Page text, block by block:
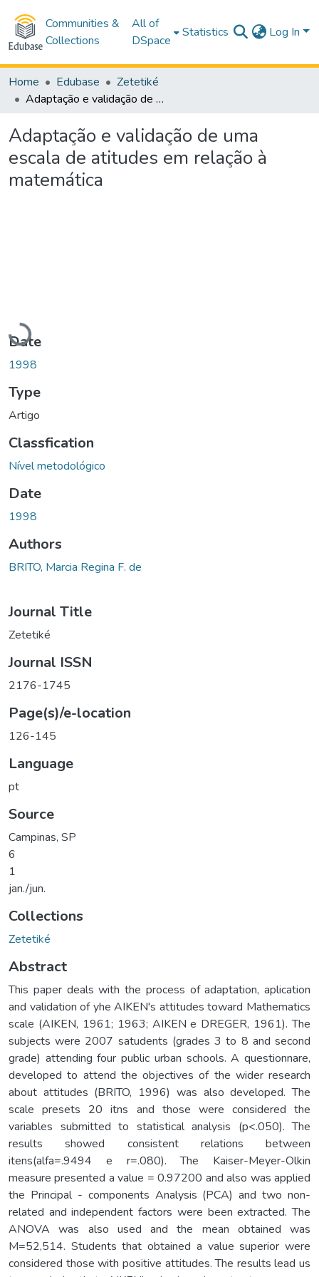
Communities &
Collections
All of
DSpace
Statistics Log In
Home Edubase
Zetetiké
Adaptação e validação de uma escala de atitudes em relação à matemática
Adaptação e validação de uma
escala de atitudes em relação à
matemática
Loading...
Date
1998
Type
Artigo
Classfication
Nível metodológico
Date
1998
Authors
BRITO, Marcia Regina F. de
Journal Title
Zetetiké
Journal ISSN
2176-1745
Page(s)/e-location
126-145
Language
pt
Source
Campinas, SP
6
1
jan./jun.
Collections
Zetetiké
Abstract
This paper deals with the process of adaptation, aplication
and validation of yhe AIKEN's attitudes toward Mathematics
scale (AIKEN, 1961; 1963; AIKEN e DREGER, 1961). The
subjects were 2007 satudents (grades 3 to 8 and second
grade) attending four public urban schools. A questionnare,
developed to attend the objectives of the wider research
about attitudes (BRITO, 1996) was also developed. The
scale presets 20 itns and those were considered the
variables submitted to statistical analysis (p<.050). The
results showed consistent relations between
itens(alfa=.9494 e r=.080). The Kaiser-Meyer-Olkin
measure presented a value = 0.97200 and also was applied
the Principal - components Analysis (PCA) and two non-
related and independent factors were been extracted. The
ANOVA was also used and the mean obtained was
M=52,514. Students that obtained a value superior were
considered those with positive attitudes. The results lead us